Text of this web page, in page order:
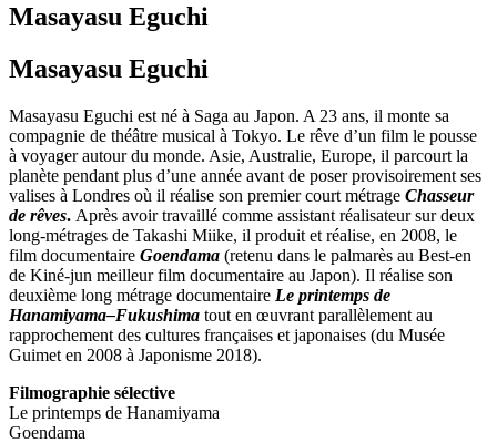
Masayasu Eguchi
Masayasu Eguchi
Masayasu Eguchi est né à Saga au Japon. A 23 ans, il monte sa
compagnie de théâtre musical à Tokyo. Le rêve d’un film le pousse
à voyager autour du monde. Asie, Australie, Europe, il parcourt la
planète pendant plus d’une année avant de poser provisoirement ses
valises à Londres où il réalise son premier court métrage Chasseur
de rêves. Après avoir travaillé comme assistant réalisateur sur deux
long-métrages de Takashi Miike, il produit et réalise, en 2008, le
film documentaire Goendama (retenu dans le palmarès au Best-en
de Kiné-jun meilleur film documentaire au Japon). Il réalise son
deuxième long métrage documentaire Le printemps de
Hanamiyama–Fukushima tout en œuvrant parallèlement au
rapprochement des cultures françaises et japonaises (du Musée
Guimet en 2008 à Japonisme 2018).
Filmographie sélective
Le printemps de Hanamiyama
Goendama